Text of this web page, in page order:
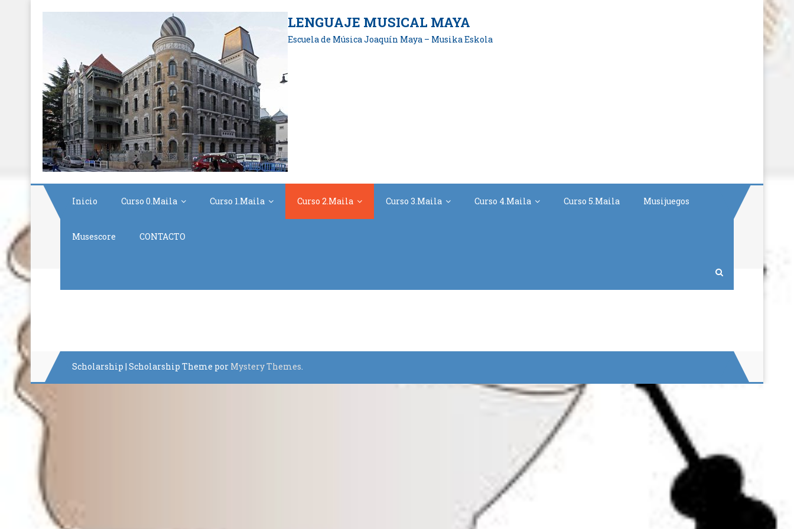
LENGUAJE MUSICAL MAYA
Escuela de Música Joaquín Maya – Musika Eskola
Inicio Curso 0.Maila Curso 1.Maila Curso 2.Maila Curso 3.Maila Curso 4.Maila Curso 5.Maila Musijuegos
Musescore CONTACTO
Scholarship | Scholarship Theme por Mystery Themes.